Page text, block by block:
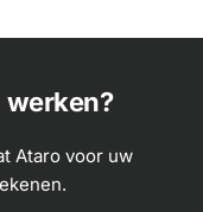
Ataro voor uw